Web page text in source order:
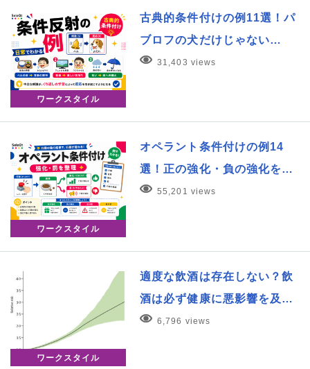
ワークスタイル
古典的条件付けの例11選！パ
ブロフの犬だけじゃない…
31,403 views
ワークスタイル
オペラント条件付けの例14
選！正の強化・負の強化を…
55,201 views
ワークスタイル
適度な飲酒は存在しない？飲
酒は必ず健康に悪影響を及…
6,796 views